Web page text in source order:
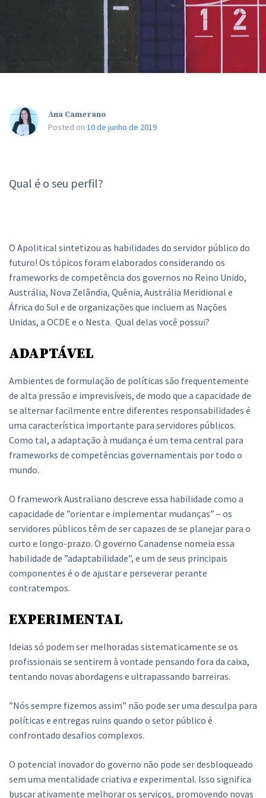
Ana Camerano
Posted on 10 de junho de 2019
Qual é o seu perfil?
O Apolitical sintetizou as habilidades do servidor público do
futuro! Os tópicos foram elaborados considerando os
frameworks de competência dos governos no Reino Unido,
Austrália, Nova Zelândia, Quênia, Austrália Meridional e
África do Sul e de organizações que incluem as Nações
Unidas, a OCDE e o Nesta. Qual delas você possui?
ADAPTÁVEL
Ambientes de formulação de políticas são frequentemente
de alta pressão e imprevisíveis, de modo que a capacidade de
se alternar facilmente entre diferentes responsabilidades é
uma característica importante para servidores públicos.
Como tal, a adaptação à mudança é um tema central para
frameworks de competências governamentais por todo o
mundo.
O framework Australiano descreve essa habilidade como a
capacidade de ”orientar e implementar mudanças” – os
servidores públicos têm de ser capazes de se planejar para o
curto e longo-prazo. O governo Canadense nomeia essa
habilidade de ”adaptabilidade”, e um de seus principais
componentes é o de ajustar e perseverar perante
contratempos.
EXPERIMENTAL
Ideias só podem ser melhoradas sistematicamente se os
profissionais se sentirem à vontade pensando fora da caixa,
tentando novas abordagens e ultrapassando barreiras.
”Nós sempre fizemos assim” não pode ser uma desculpa para
políticas e entregas ruins quando o setor público é
confrontado desafios complexos.
O potencial inovador do governo não pode ser desbloqueado
sem uma mentalidade criativa e experimental. Isso significa
buscar ativamente melhorar os serviços, promovendo novas